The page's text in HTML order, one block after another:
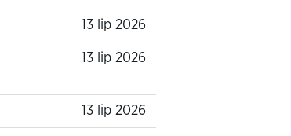
13 lip 2026
13 lip 2026
13 lip 2026